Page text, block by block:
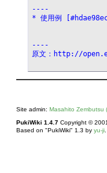
----
* 使用例
----
原文：http://
Site admin: Masahito Zembutsu
PukiWiki 1.4.7Copyright ©
Based on "PukiWiki" 1.3 by yu-ji